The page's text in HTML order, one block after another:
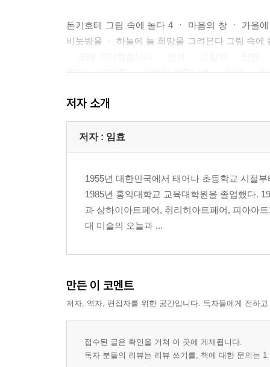
돈키호테 그림 속에 놀다 4 ㆍ 마음의 창 ㆍ 가을
비눗방울 ㆍ 하늘에 늘 희망을 그려본다 그림 속
향기 ㆍ 기다림 ㆍ 사랑의 하모니카 ㆍ 인생 ㆍ
3부 하안 고독
비움으로 얻어지는 삼라 ㆍ 내 마음자리가 화두
훔쳐보기 ㆍ 그림공주 ㆍ 돈 ㆍ 삶의 무게 ㆍ 기
울림 ㆍ 그림 심우도 그림 속에 놀다 9 ㆍ 어느 시
저자 소개
저자 : 임효
1955년 대한민국에서 태어나 초등학교 시절
1985년 홍익대학교 교육대학원을 졸업했다.
과 상하이아트페어, 취리히아트페어, 피아아
대 미술의 오늘과 ...
만든 이 코멘트
저자, 역자, 편집자를 위한 공간입니다. 독자들에게 전하
접수된 글은 확인을 거쳐 이 곳에 게재됩니다.
독자 분들의 리뷰는 리뷰 쓰기를, 책에 대한 문의는